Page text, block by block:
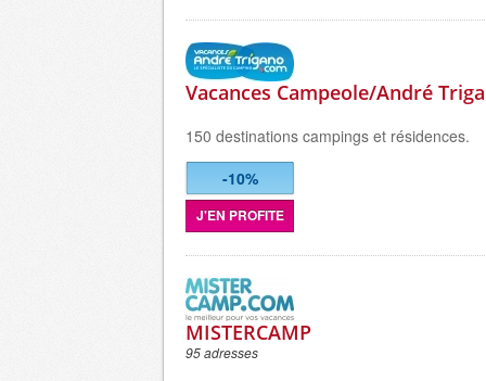
Vacances Campeole/André
150 destinations campings et résidences.
-10%
J'EN PROFITE
MISTERCAMP
95 adresses